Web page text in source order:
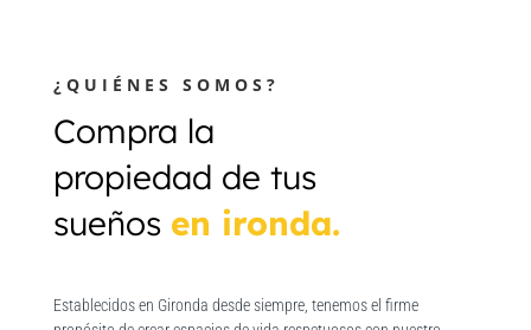
¿QUIÉNES SOMOS?
Compra la
propiedad de tus
sueños en ironda.
Establecidos en Gironda desde siempre, tenemos el firme